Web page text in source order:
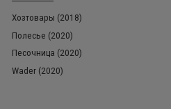
Хозтовары (2018)
Полесье (2020)
Песочница (2020)
Wader (2020)